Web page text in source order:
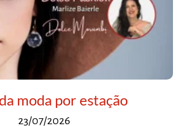
moda por estação
23/07/2026